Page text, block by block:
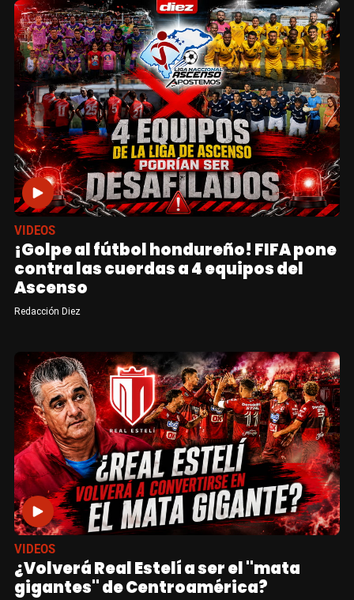
VIDEOS
¡Golpe al fútbol hondureño! FIFA pone
contra las cuerdas a 4 equipos del
Ascenso
Redacción Diez
VIDEOS
¿Volverá Real Estelí a ser el "mata
gigantes" de Centroamérica?